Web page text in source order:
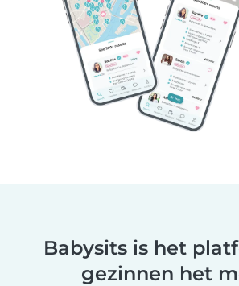
Babysits is het
gezinnen het